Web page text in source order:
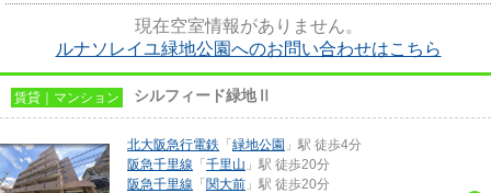
現在空室情報がありません。
ルナソレイユ緑地公園へのお問い合わせはこちら
賃貸｜マンション シルフィード緑地Ⅱ
北大阪急行電鉄 「 緑地公園 」駅 徒歩4分
阪急千里線 「 千里山 」駅 徒歩20分
阪急千里線 「 関大前 」駅 徒歩20分